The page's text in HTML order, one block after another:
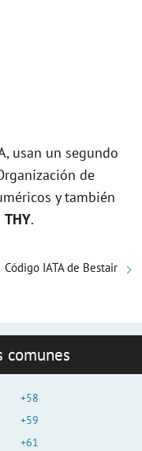
usan un segundo
de
y también
THY.
Código IATA de Bestair
comunes
+58
+59
+61